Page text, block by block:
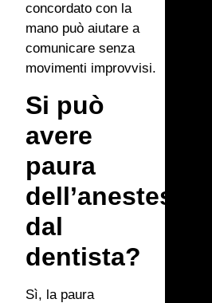
concordato con la
mano può aiutare a
comunicare senza
movimenti improvvisi.
Si può
avere
paura
dell’anestesia
dal
dentista?
Sì, la paura